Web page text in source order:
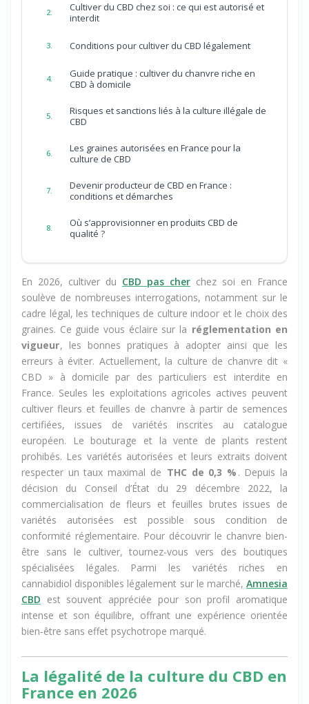
2.
Cultiver du CBD chez soi : ce qui est autorisé et
interdit
3. Conditions pour cultiver du CBD légalement
4.
Guide pratique : cultiver du chanvre riche en
CBD à domicile
5.
Risques et sanctions liés à la culture illégale de
CBD
6.
Les graines autorisées en France pour la
culture de CBD
7.
Devenir producteur de CBD en France :
conditions et démarches
8.
Où s’approvisionner en produits CBD de
qualité ?
En 2026, cultiver du CBD pas cher chez soi en France
soulève de nombreuses interrogations, notamment sur le
cadre légal, les techniques de culture indoor et le choix des
graines. Ce guide vous éclaire sur la réglementation en
vigueur, les bonnes pratiques à adopter ainsi que les
erreurs à éviter. Actuellement, la culture de chanvre dit «
CBD » à domicile par des particuliers est interdite en
France. Seules les exploitations agricoles actives peuvent
cultiver fleurs et feuilles de chanvre à partir de semences
certifiées, issues de variétés inscrites au catalogue
européen. Le bouturage et la vente de plants restent
prohibés. Les variétés autorisées et leurs extraits doivent
respecter un taux maximal de THC de 0,3 % . Depuis la
décision du Conseil d’État du 29 décembre 2022, la
commercialisation de fleurs et feuilles brutes issues de
variétés autorisées est possible sous condition de
conformité réglementaire. Pour découvrir le chanvre bien-
être sans le cultiver, tournez-vous vers des boutiques
spécialisées légales. Parmi les variétés riches en
cannabidiol disponibles légalement sur le marché, Amnesia
CBD est souvent appréciée pour son profil aromatique
intense et son équilibre, offrant une expérience orientée
bien-être sans effet psychotrope marqué.
La légalité de la culture du CBD en
France en 2026